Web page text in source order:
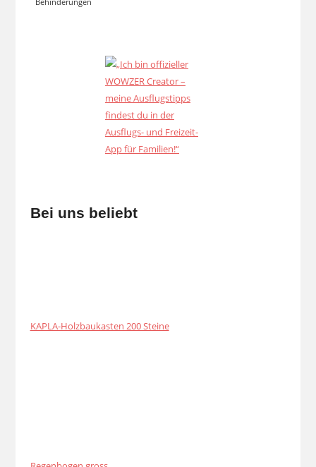
Bei uns beliebt
KAPLA-Holzbaukasten 200 Steine